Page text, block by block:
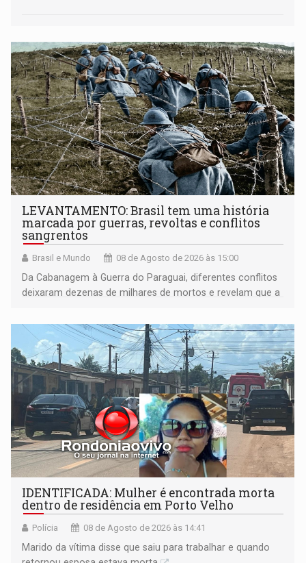
LEVANTAMENTO: Brasil tem uma história
marcada por guerras, revoltas e conflitos
sangrentos
Brasil e Mundo 08 de Agosto de 2026 às 15:00
Da Cabanagem à Guerra do Paraguai, diferentes conflitos
deixaram dezenas de milhares de mortos e revelam que a
territoriais e sociais
IDENTIFICADA: Mulher é encontrada morta
dentro de residência em Porto Velho
Polícia 08 de Agosto de 2026 às 14:41
Marido da vítima disse que saiu para trabalhar e quando